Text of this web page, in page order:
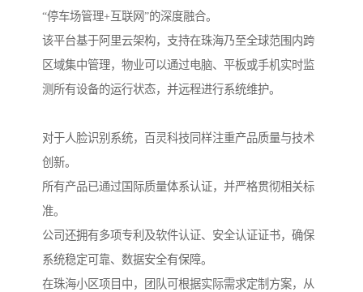
“停车场管理+互联网”的深度融合。
该平台基于阿里云架构，支持在珠海乃至全球范围内跨
区域集中管理，物业可以通过电脑、平板或手机实时监
测所有设备的运行状态，并远程进行系统维护。
对于人脸识别系统，百灵科技同样注重产品质量与技术
创新。
所有产品已通过国际质量体系认证，并严格贯彻相关标
准。
公司还拥有多项专利及软件认证、安全认证证书，确保
系统稳定可靠、数据安全有保障。
在珠海小区项目中，团队可根据实际需求定制方案，从